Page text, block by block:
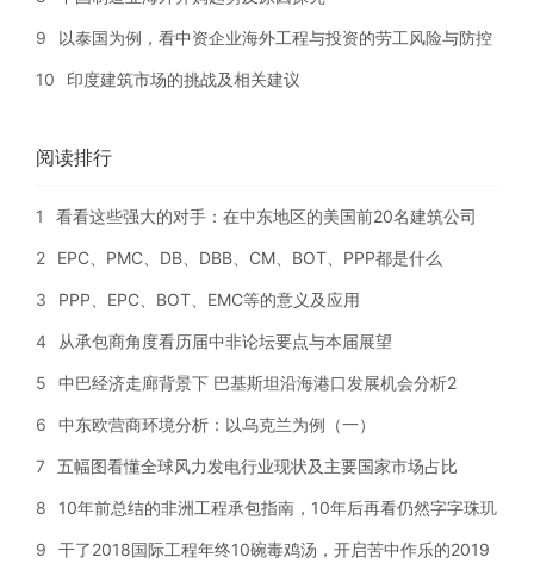
9 以泰国为例，看中资企业海外工程与投资的劳工风险与防控
10 印度建筑市场的挑战及相关建议
阅读排行
1 看看这些强大的对手：在中东地区的美国前20名建筑公司
2 EPC、PMC、DB、DBB、CM、BOT、PPP都是什么
3 PPP、EPC、BOT、EMC等的意义及应用
4 从承包商角度看历届中非论坛要点与本届展望
5 中巴经济走廊背景下 巴基斯坦沿海港口发展机会分析2
6 中东欧营商环境分析：以乌克兰为例（一）
7 五幅图看懂全球风力发电行业现状及主要国家市场占比
8 10年前总结的非洲工程承包指南，10年后再看仍然字字珠玑
9 干了2018国际工程年终10碗毒鸡汤，开启苦中作乐的2019